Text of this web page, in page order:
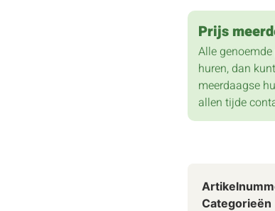
Prijs
Alle
huren, dan
meerdaagse
allen tijde
Categorieën